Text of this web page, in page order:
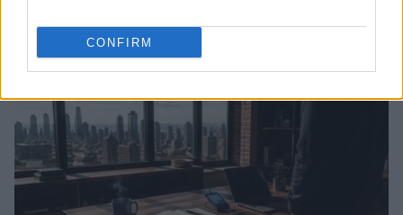
CONFIRM
Rafael Oliveira · 6 ago 2026